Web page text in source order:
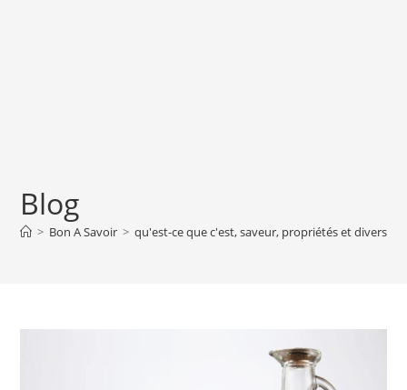
Blog
> Bon A Savoir > qu'est-ce que c'est, saveur, propriétés et diverses